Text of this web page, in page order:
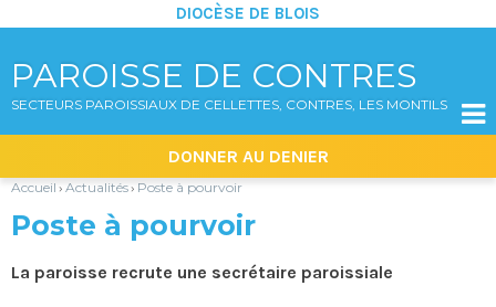
PAROISSE DE CONTRES
SECTEURS PAROISSIAUX DE CELLETTES, CONTRES, LES MONTILS
DIOCÈSE DE BLOIS
|
Aller
navigation
DONNER AU DENIER

Accueil › Actualités› Poste à pourvoir
Poste à pourvoir
La paroisse recrute une secrétaire paroissiale